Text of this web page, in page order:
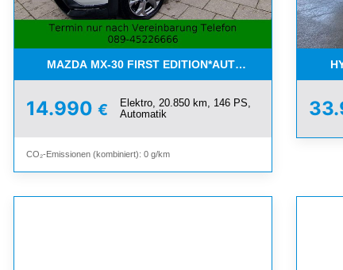
PAKET*PANORAMA*
MAZDA MX-30 FIRST
14.990 €
Elektro, 20.850 km, 146 PS,
Automatik
CO₂-Emissionen (kombiniert): 0 g/km